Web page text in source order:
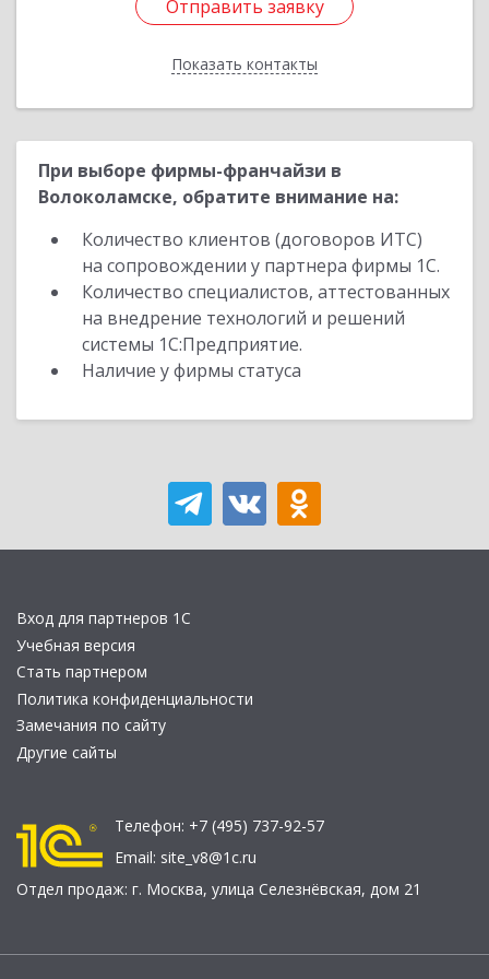
Отправить заявку
Показать контакты
Отправить заявку
Назад
При выборе фирмы-франчайзи в
Волоколамске, обратите внимание на:
Количество клиентов (договоров ИТС)
на сопровождении у партнера фирмы 1С.
Количество специалистов, аттестованных
на внедрение технологий и решений
системы 1С:Предприятие.
Наличие у фирмы статуса
Вход для партнеров 1С
Учебная версия
Стать партнером
Политика конфиденциальности
Замечания по сайту
Другие сайты
Телефон: +7 (495) 737-92-57
Email: site_v8@1c.ru
Отдел продаж: г. Москва, улица Селезнёвская, дом 21